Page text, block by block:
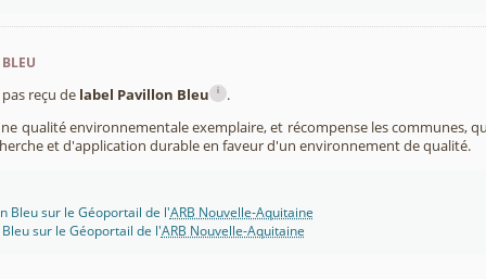
reçu de label Pavillon Bleu i
.
qualité environnementale exemplaire, et récompense les communes,
et d'application durable en faveur d'un environnement de qualité.
Bleu sur le Géoportail de l'ARB Nouvelle-Aquitaine
sur le Géoportail de l'ARB Nouvelle-Aquitaine